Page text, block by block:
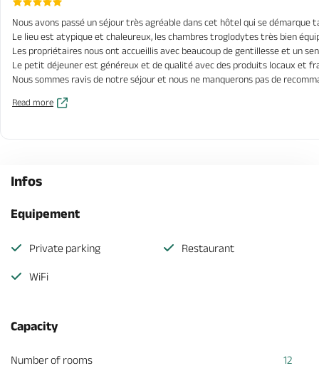
Nous avons passé un séjour très agréable dans cet hôtel qui se
Le lieu est atypique et chaleureux, les chambres troglodytes très bien
Les propriétaires nous ont accueillis avec beaucoup de gentillesse et un
Le petit déjeuner est généreux et de qualité avec des produits locaux et
Nous sommes ravis de notre séjour et nous ne manquerons pas de
Read more
Infos
Equipement
Private parking Restaurant
WiFi
Capacity
Number of rooms 12